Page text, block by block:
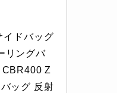
イドバッグ
リングバ
CBR400 Z
ッグ 反射